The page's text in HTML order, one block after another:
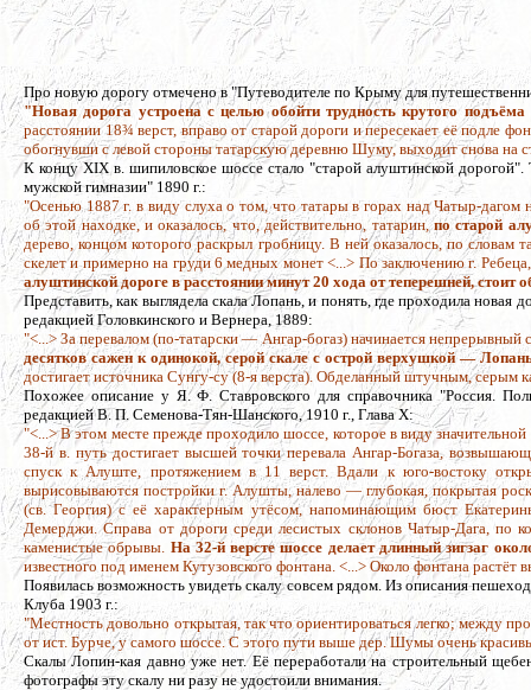
Про новую дорогу отмечено в "Путеводителе по Крыму для
"Новая дорога устроена с целью обойти трудность крутого
расстоянии 18¾ верст, вправо от старой дороги и пересекает её подле
обогнувши с левой стороны татарскую деревню Шуму, выходит снова на
К концу XIX в. шипиловское шоссе стало "старой алуштинской
мужской гимназии" 1890 г.:
"Осенью 1887 г. в виду слуха о том, что татары в горах над Чатыр-дагом
об этой находке, и оказалось, что, действительно, татарин,по старой
дерево, концом которого раскрыл гробницу. В ней оказалось, по
скелет и примерно на груди 6 медных монет <...> По заключению г.
алуштинской дороге в расстоянии минут 20 хода от теперешней, стоит
Представить, как выглядела скала Лопань, и понять, где проходила
редакцией Головкинского и Вернера, 1889:
"<...> За перевалом (по-татарски — Ангар-богаз) начинается
десятков сажен к одинокой, серой скале с острой верхушкой —
достигает источника Сунгу-су (8-я верста). Обделанный штучным, серым
Похожее описание у Я. Ф. Ставровского для справочника "Россия.
редакцией В. П. Семенова-Тян-Шанского, 1910 г., Глава Х:
"<...> В этом месте прежде проходило шоссе, которое в виду
38-й в. путь достигает высшей точки перевала Ангар-Богаза,
спуск к Алуште, протяжением в 11 верст. Вдали к юго-востоку
вырисовываются постройки г. Алушты, налево — глубокая, покрытая
(св. Георгия) с её характерным утёсом, напоминающим бюст
Демерджи. Справа от дороги среди лесистых склонов Чатыр-Дага, по
каменистые обрывы. На 32-й версте шоссе делает длинный зигзаг
известного под именем Кутузовского фонтана. <...> Около фонтана
Появилась возможность увидеть скалу совсем рядом. Из описания
Клуба 1903 г.:
"Местность довольно открытая, так что ориентироваться легко; между
от ист. Бурче, у самого шоссе. С этого пути выше дер. Шумы очень
Скалы Лопин-кая давно уже нет. Её переработали на строительный
фотографы эту скалу ни разу не удостоили внимания.